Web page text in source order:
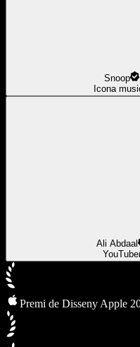
Snoop
Icona
Ali Abdaal
Premi de Disseny Apple